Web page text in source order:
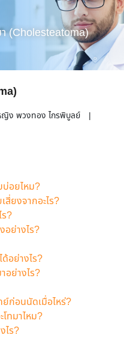
า (Cholesteatoma)
ญิง พวงทอง ไกรพิบูลย์
บ่อยไหม?
สี่ยงจากอะไร?
?
อย่างไร?
อย่างไร?
อย่างไร?
ก่อนนัดเมื่อไหร่?
ทมาไหม?
ไร?